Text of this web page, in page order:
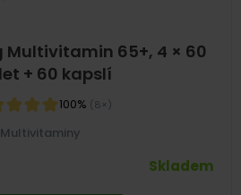
Multivitamin 65+, 4 × 60
+ 60 kapslí
100% (8×)
Multivitaminy
Skladem